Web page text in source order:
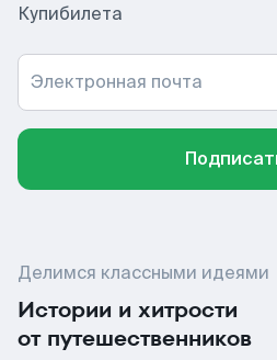
Купибилета
Электронная почта
Делимся классными идеями
Истории и хитрости
от путешественников